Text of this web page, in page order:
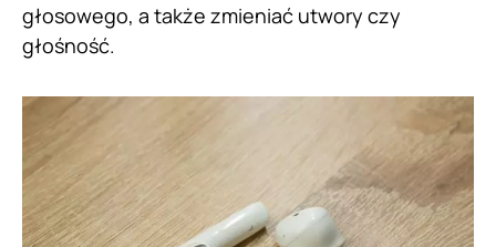
głosowego, a także zmieniać utwory czy
głośność.